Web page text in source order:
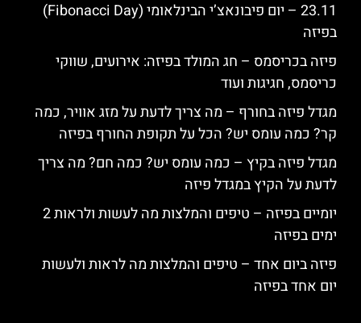
23.11 – יום פיבונאצ’י הבינלאומי (Fibonacci Day)
בפיזה
פיזה בכריסמס – חג המולד בפיזה: אירועים, שווקי
כריסמס, חגיגות ועוד
מגדל פיזה בחורף – מה צריך לדעת על מזג אוויר, כמה
קר? כמה עומס יש? הכל על תקופת החורף בפיזה
מגדל פיזה בקיץ – כמה עומס יש? כמה חם? מה צריך
לדעת על הקיץ במגדל פיזה
יומיים בפיזה – טיפים והמלצות מה לעשות ולראות 2
ימים בפיזה
פיזה ביום אחד – טיפים והמלצות מה לראות ולעשות
יום אחד בפיזה